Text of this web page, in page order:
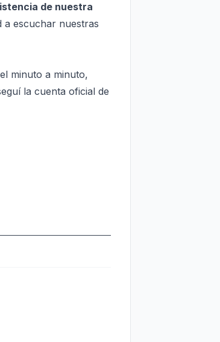
de nuestra
a escuchar nuestras
minuto a minuto,
la cuenta oficial de